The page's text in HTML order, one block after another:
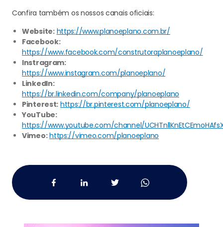
Confira também os nossos canais oficiais:
Website: https://www.planoeplano.com.br/
Facebook:
https://www.facebook.com/construtoraplanoeplano/
Instragram:
https://www.instagram.com/planoeplano/
LinkedIn:
https://br.linkedin.com/company/planoeplano
Pinterest: https://br.pinterest.com/planoeplano/
YouTube:
https://www.youtube.com/channel/
Vimeo:https://vimeo.com/planoeplano